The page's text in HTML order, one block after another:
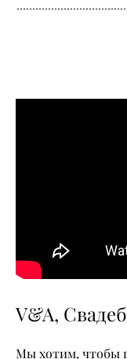
V&A,
Мы хотим, чтобы